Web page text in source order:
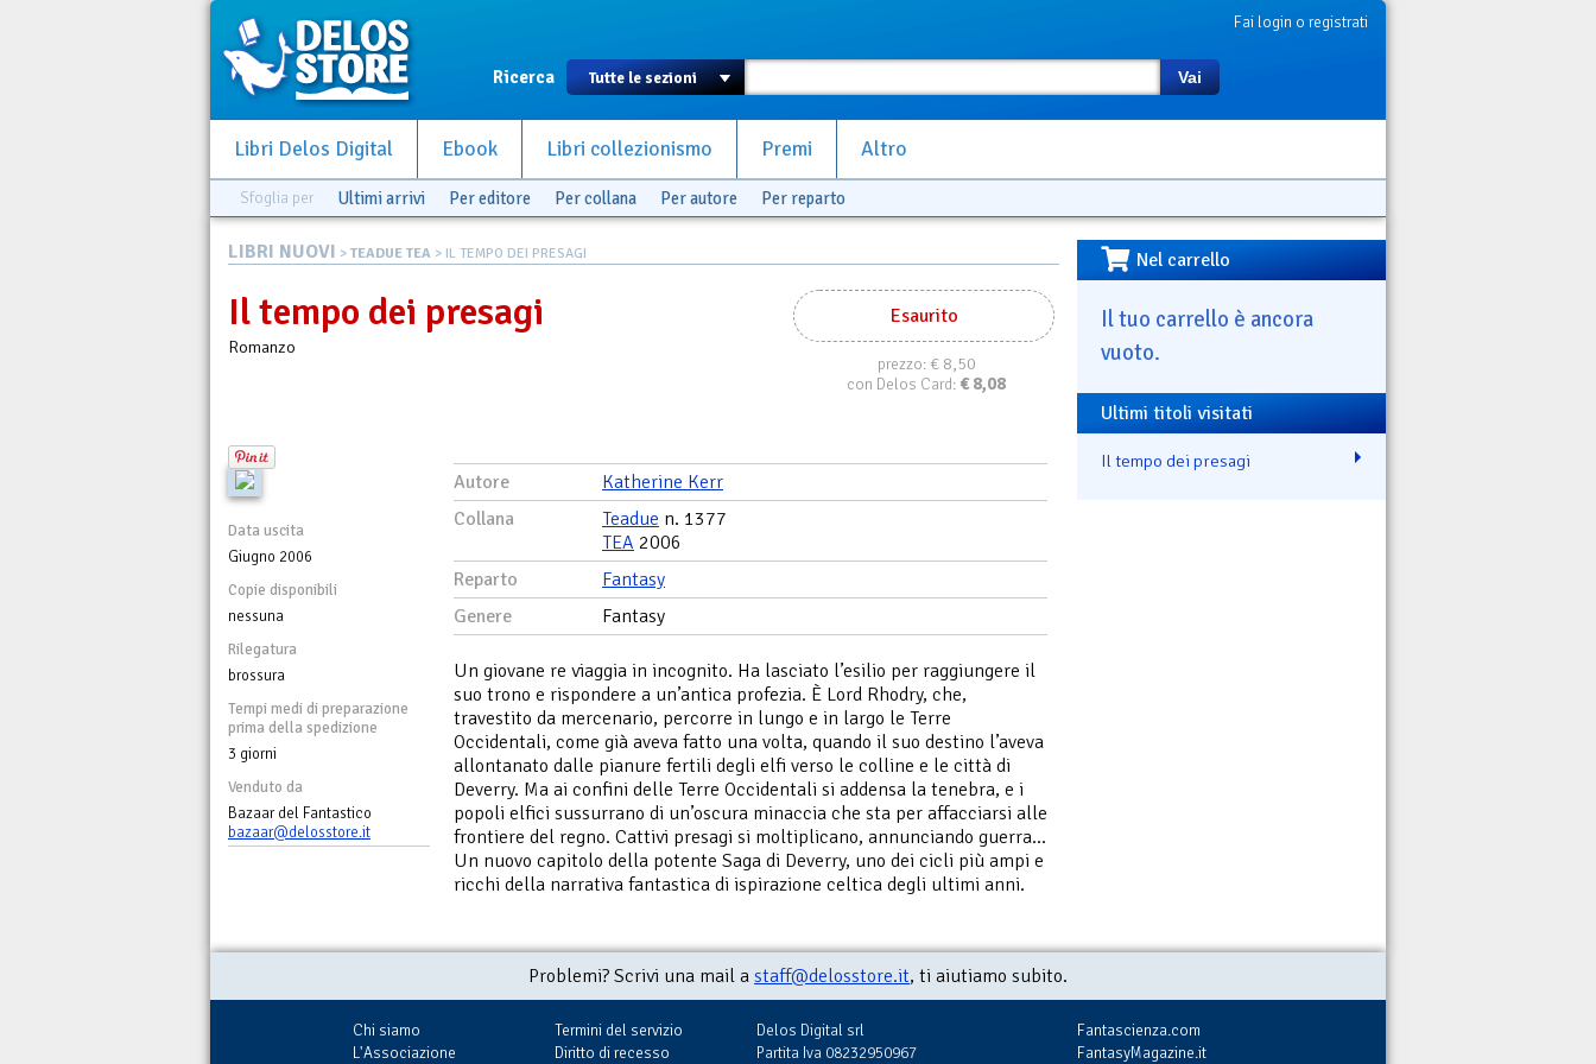
Fai login o registrati
Ricerca Vai
Libri Delos Digital Ebook Libri collezionismo Premi Altro
Sfoglia per Ultimi arrivi Per editore Per collana Per autore Per reparto
LIBRI NUOVI > TEADUE TEA > IL TEMPO DEI PRESAGI
Esaurito
prezzo:€ 8,50
con Delos Card: € 8,08
Il tempo dei presagi
Romanzo
Data uscita
Giugno 2006
Copie disponibili
nessuna
Rilegatura
brossura
Tempi medi di preparazione
prima della spedizione
3 giorni
Venduto da
Bazaar del Fantastico
bazaar@delosstore.it
Autore
Katherine Kerr
Collana
Teadue n. 1377
TEA 2006
Reparto
Fantasy
Genere
Fantasy
Un giovane re viaggia in incognito. Ha lasciato l’esilio per raggiungere il
suo trono e rispondere a un’antica profezia. È Lord Rhodry, che,
travestito da mercenario, percorre in lungo e in largo le Terre
Occidentali, come già aveva fatto una volta, quando il suo destino l’aveva
allontanato dalle pianure fertili degli elfi verso le colline e le città di
Deverry. Ma ai confini delle Terre Occidentali si addensa la tenebra, e i
popoli elfici sussurrano di un’oscura minaccia che sta per affacciarsi alle
frontiere del regno. Cattivi presagi si moltiplicano, annunciando guerra...
Un nuovo capitolo della potente Saga di Deverry, uno dei cicli più ampi e
ricchi della narrativa fantastica di ispirazione celtica degli ultimi anni.
Nel carrello
Il tuo carrello è ancora
vuoto.
Ultimi titoli visitati
Il tempo dei presagi
Problemi? Scrivi una mail a staff@delosstore.it, ti aiutiamo subito.
Chi siamo
L'Associazione
Termini del servizio
Diritto di recesso
Delos Digital srl
Partita Iva 08232950967
Fantascienza.com
FantasyMagazine.it